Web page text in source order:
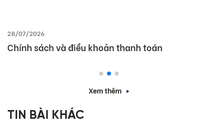
28/07/2026
Chính sách và điều khoản thanh toán
Xem thêm
TIN BÀI KHÁC